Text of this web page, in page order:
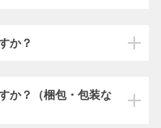
か？
か？（梱包・包装な